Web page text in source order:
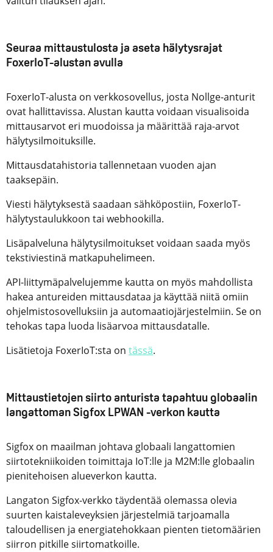
Seuraa mittaustulosta ja aseta hälytysrajat
FoxerIoT-alustan avulla
FoxerIoT-alusta on verkkosovellus, josta Nollge-anturit
ovat hallittavissa. Alustan kautta voidaan visualisoida
mittausarvot eri muodoissa ja määrittää raja-arvot
hälytysilmoituksille.
Mittausdatahistoria tallennetaan vuoden ajan
taaksepäin.
Viesti hälytyksestä saadaan sähköpostiin, FoxerIoT-
hälytystaulukkoon tai webhookilla.
Lisäpalveluna hälytysilmoitukset voidaan saada myös
tekstiviestinä matkapuhelimeen.
API-liittymäpalvelujemme kautta on myös mahdollista
hakea antureiden mittausdataa ja käyttää niitä omiin
ohjelmistosovelluksiin ja automaatiojärjestelmiin. Se on
tehokas tapa luoda lisäarvoa mittausdatalle.
Lisätietoja FoxerIoT:sta on tässä.
Mittaustietojen siirto anturista tapahtuu globaalin
langattoman Sigfox LPWAN -verkon kautta
Sigfox on maailman johtava globaali langattomien
siirtotekniikoiden toimittaja IoT:lle ja M2M:lle globaalin
pienitehoisen alueverkon kautta.
Langaton Sigfox-verkko täydentää olemassa olevia
suurten kaistaleveyksien järjestelmiä tarjoamalla
taloudellisen ja energiatehokkaan pienten tietomäärien
siirron pitkille siirtomatkoille.